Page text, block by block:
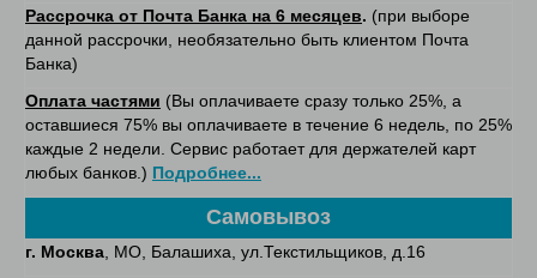
Рассрочка от Почта Банка на 6 месяцев. (при выборе
данной рассрочки, необязательно быть клиентом Почта
Банка)
Оплата частями (Вы оплачиваете сразу только 25%, а
оставшиеся 75% вы оплачиваете в течение 6 недель, по 25%
каждые 2 недели. Сервис работает для держателей карт
любых банков.) Подробнее...
Самовывоз
г. Москва, МО, Балашиха, ул.Текстильщиков, д.16